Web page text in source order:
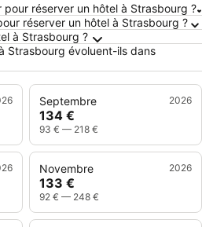
posées au sujet de
pour réserver un hôtel à Strasbourg ?
réserver un hôtel à Strasbourg ?
à Strasbourg ?
Strasbourg évoluent-ils dans
Septembre 2026
134 €
93 € — 218 €
Novembre 2026
133 €
92 € — 248 €